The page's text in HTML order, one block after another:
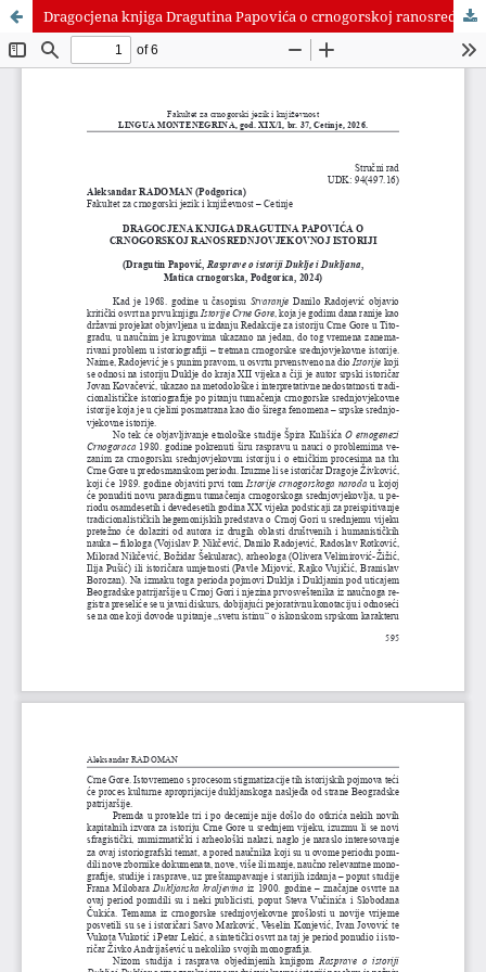
Dragocjena knjiga Dragutina Papovića o crnogorskoj ranosrednjovjekovnoj istoriji